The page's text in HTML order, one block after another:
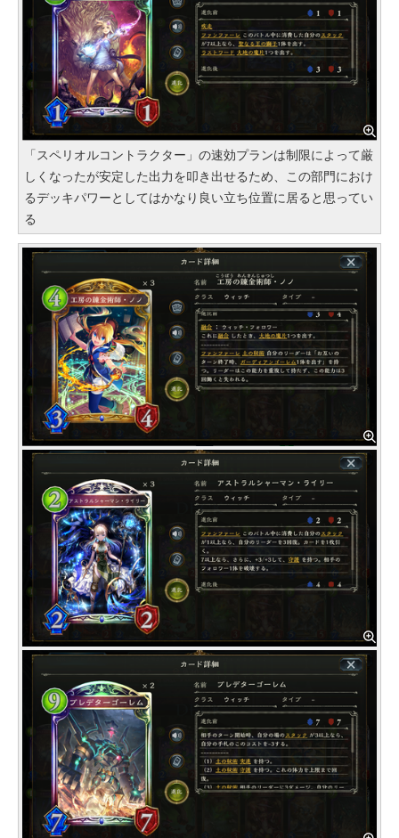
「スペリオルコントラクター」の速効プランは制限によって厳
しくなったが安定した出力を叩き出せるため、この部門におけ
るデッキパワーとしてはかなり良い立ち位置に居ると思ってい
る